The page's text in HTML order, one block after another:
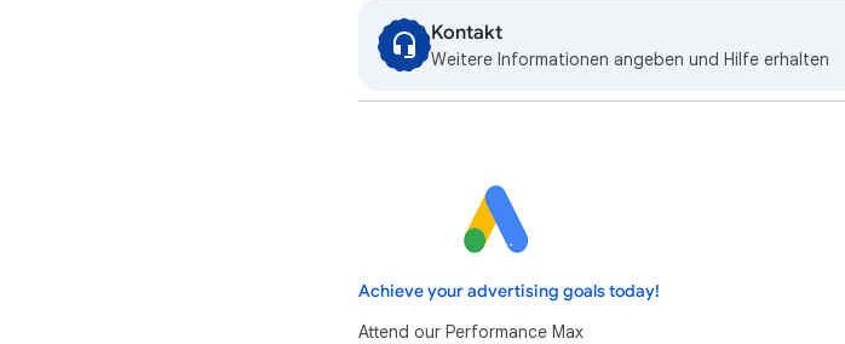
Kontakt
Weitere Informationen angeben und Hilfe erhalten
Achieve your advertising goals today!
Attend our Performance Max